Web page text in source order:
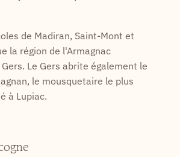
de Madiran, Saint-Mont et
la région de l'Armagnac
Le Gers abrite également le
le mousquetaire le plus
à Lupiac.